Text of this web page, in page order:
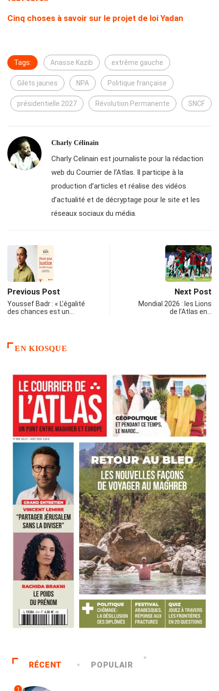
Cinq choses à savoir sur le projet de loi Yadan
Tags: Anasse Kazib extrême gauche
Gilets jaunes NPA Politique française
présidentielle 2027 Révolution Permanente SNCF
Charly Célinain
Charly Celinain est journaliste pour la rédaction
web du Courrier de l’Atlas. Il participe à la
production d’articles et réalise des vidéos
d’actualité et de décryptage pour le site et les
réseaux sociaux du média.
Previous Post
Youssef Badr : « L’égalité
des chances est un…
Next Post
Mondial 2026 : les Lions
de l’Atlas en…
EN KIOSQUE
RÉCENT POPULAIR
1